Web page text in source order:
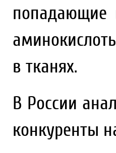
попадающие
в тканях.
В России
конкуренты